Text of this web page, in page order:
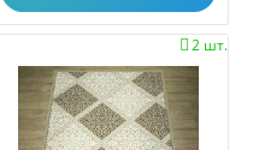
2 шт.
